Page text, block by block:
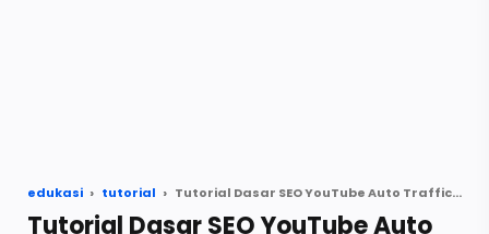
edukasi tutorial Tutorial Dasar SEO YouTube Auto Traffic Meroket untuk Konten Kreator Pemula
Tutorial Dasar SEO YouTube Auto